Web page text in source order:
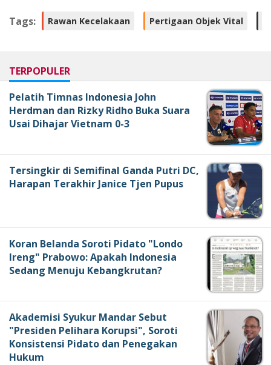
Tags: Rawan Kecelakaan Pertigaan Objek Vital
TERPOPULER
Pelatih Timnas Indonesia John
Herdman dan Rizky Ridho Buka Suara
Usai Dihajar Vietnam 0-3
Tersingkir di Semifinal Ganda Putri DC,
Harapan Terakhir Janice Tjen Pupus
Koran Belanda Soroti Pidato "Londo
Ireng" Prabowo: Apakah Indonesia
Sedang Menuju Kebangkrutan?
Akademisi Syukur Mandar Sebut
"Presiden Pelihara Korupsi", Soroti
Konsistensi Pidato dan Penegakan
Hukum